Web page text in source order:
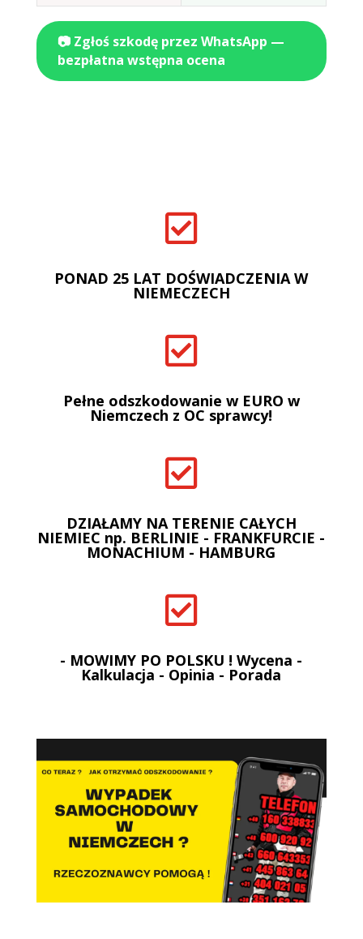
📷 Zgłoś szkodę przez WhatsApp —
bezpłatna wstępna ocena

PONAD 25 LAT DOŚWIADCZENIA W
NIEMECZECH

Pełne odszkodowanie w EURO w
Niemczech z OC sprawcy!

DZIAŁAMY NA TERENIE CAŁYCH
NIEMIEC np. BERLINIE - FRANKFURCIE -
MONACHIUM - HAMBURG

- MOWIMY PO POLSKU ! Wycena -
Kalkulacja - Opinia - Porada